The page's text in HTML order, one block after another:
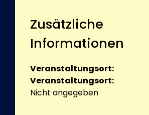
Zusätzliche
Informationen
Veranstaltungsort:
Veranstaltungsort:
Nicht angegeben